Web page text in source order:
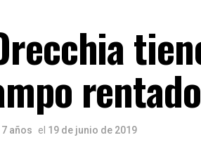
rentado
7 años el 19 de junio de 2019